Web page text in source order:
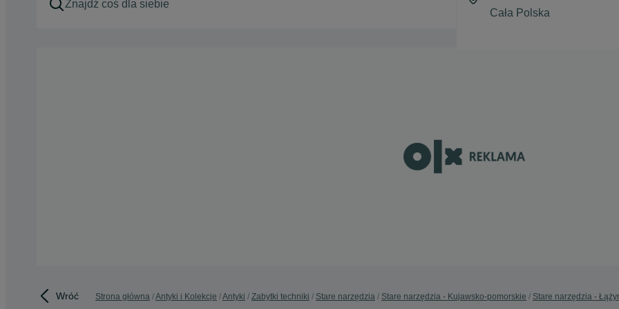
Wróć Strona główna Antyki i Kolekcje Antyki Zabytki techniki Stare narzędzia Stare narzędzia - Kujawsko-pomorskie Stare narzędzia - Łążyn